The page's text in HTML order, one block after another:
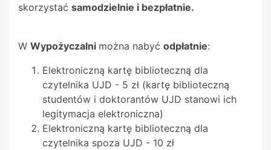
skorzystać samodzielnie i bezpłatnie.
W Wypożyczalni można nabyć odpłatnie:
Elektroniczną kartę biblioteczną dla
czytelnika UJD - 5 zł (kartę biblioteczną
studentów i doktorantów UJD stanowi ich
legitymacja elektroniczna)
Elektroniczną kartę biblioteczną dla
czytelnika spoza UJD - 10 zł